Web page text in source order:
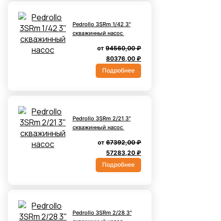
Pedrollo 3SRm 1/42 3''
скважинный насос
от94560,00₽
Первоначальная
цена
составляла
80376,00₽Текущая
80376,00 ₽.
Подробнее
Pedrollo 3SRm 2/21 3''
скважинный насос
от67392,00₽
Первоначальная
цена
составляла
57283,20₽Текущая
57283,20 ₽.
Подробнее
Pedrollo 3SRm 2/28 3''